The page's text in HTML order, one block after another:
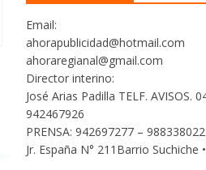
Email:
ahorapublicidad@hotmail.com
ahoraregianal@gmail.com
Director interino:
José Arias Padilla TELF. AVISOS.
942467926
PRENSA: 942697277 – 988338022
Jr. España N° 211Barrio Suchiche